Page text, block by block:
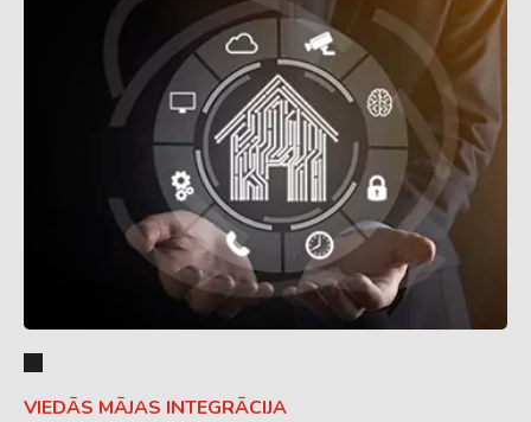
VIEDĀS MĀJAS INTEGRĀCIJA